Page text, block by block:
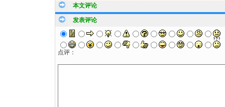
本文评论
发表评论
点评：